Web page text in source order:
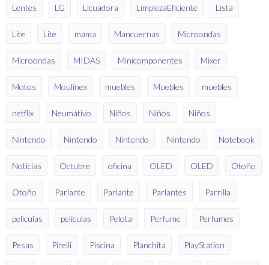
Lentes LG Licuadora LimpiezaEficiente Lista
Lite Lite mama Mancuernas Microondas
Microondas MIDAS Minicomponentes Mixer
Motos Moulinex muebles Muebles muebles
netflix Neumátivo Niños Niños Niños
Nintendo Nintendo Nintendo Nintendo Notebook
Noticias Octubre oficina OLED OLED Otoño
Otoño Parlante Parlante Parlantes Parrilla
peliculas películas Pelota Perfume Perfumes
Pesas Pirelli Piscina Planchita PlayStation